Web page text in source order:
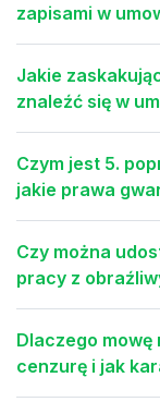
zapisami w
Jakie
znaleźć się w
Czym jest 5.
jakie prawa
Czy można
pracy z
Dlaczego mowę
cenzurę i jak